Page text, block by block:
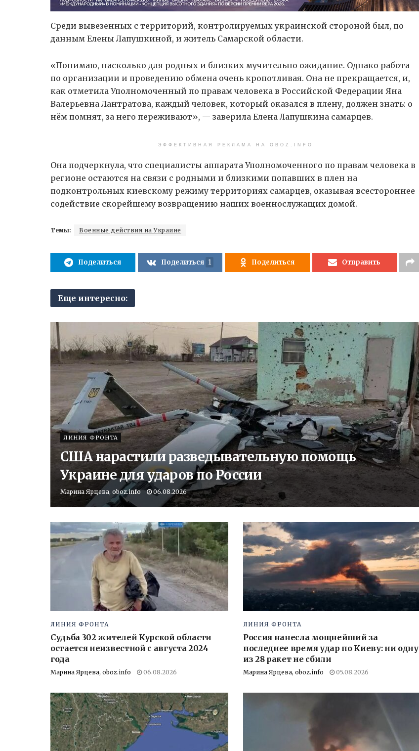
Среди вывезенных с территорий, контролируемых украинской стороной был, по
данным Елены Лапушкиной, и житель Самарской области.
«Понимаю, насколько для родных и близких мучительно ожидание. Однако работа
по организации и проведению обмена очень кропотливая. Она не прекращается, и,
как отметила Уполномоченный по правам человека в Российской Федерации Яна
Валерьевна Лантратова, каждый человек, который оказался в плену, должен знать: о
нём помнят, за него переживают», — заверила Елена Лапушкина самарцев.
ЭФФЕКТИВНАЯ РЕКЛАМА НА OBOZ.INFO
Она подчеркнула, что специалисты аппарата Уполномоченного по правам человека в
регионе остаются на связи с родными и близкими попавших в плен на
подконтрольных киевскому режиму территориях самарцев, оказывая всестороннее
содействие скорейшему возвращению наших военнослужащих домой.
Темы: Военные действия на Украине
Поделиться Поделиться 1 Поделиться Отправить
Еще интересно:
ЛИНИЯ ФРОНТА
США нарастили разведывательную помощь
Украине для ударов по России
Марина Ярцева, oboz.info 06.08.2026
ЛИНИЯ ФРОНТА
Судьба 302 жителей Курской области
остается неизвестной с августа 2024
года
Марина Ярцева, oboz.info 06.08.2026
ЛИНИЯ ФРОНТА
Россия нанесла мощнейший за
последнее время удар по Киеву: ни одну
из 28 ракет не сбили
Марина Ярцева, oboz.info 05.08.2026